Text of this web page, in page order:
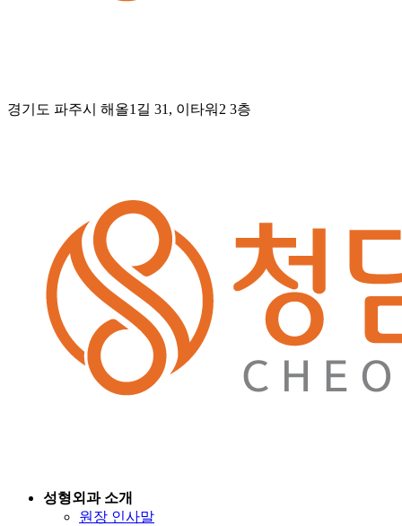
경기도 파주시 해올1길 31, 이타워2 3층
성형외과 소개
원장 인사말